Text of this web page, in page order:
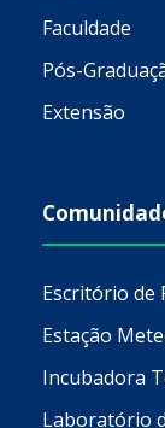
Faculdade
Pós-
Extensão
Escritório de
Estação
Incubadora
Laboratório